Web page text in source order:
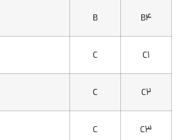
B4
B
C1
C
C2
C
C3
C